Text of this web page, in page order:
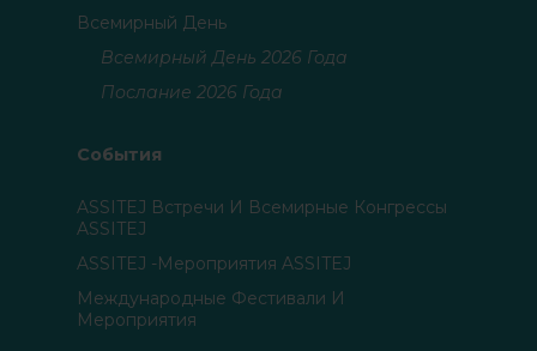
Всемирный День
Всемирный День 2026 Года
Послание 2026 Года
События
ASSITEJ Встречи И Всемирные Конгрессы
ASSITEJ
ASSITEJ -мероприятия ASSITEJ
Международные Фестивали И
Мероприятия